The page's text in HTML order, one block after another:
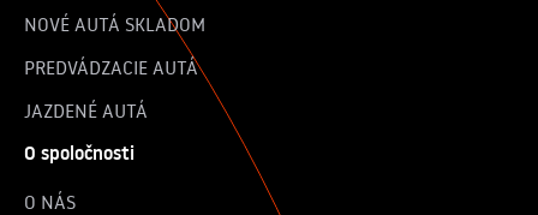
NOVÉ AUTÁ SKLADOM
PREDVÁDZACIE AUTÁ
JAZDENÉ AUTÁ
O spoločnosti
O NÁS